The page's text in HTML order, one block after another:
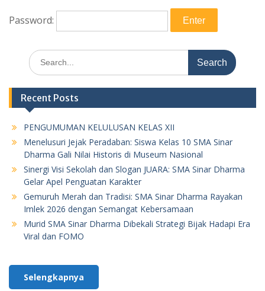
Password:
Search
for:
Recent Posts
PENGUMUMAN KELULUSAN KELAS XII
Menelusuri Jejak Peradaban: Siswa Kelas 10 SMA Sinar
Dharma Gali Nilai Historis di Museum Nasional
Sinergi Visi Sekolah dan Slogan JUARA: SMA Sinar Dharma
Gelar Apel Penguatan Karakter
Gemuruh Merah dan Tradisi: SMA Sinar Dharma Rayakan
Imlek 2026 dengan Semangat Kebersamaan
Murid SMA Sinar Dharma Dibekali Strategi Bijak Hadapi Era
Viral dan FOMO
Selengkapnya